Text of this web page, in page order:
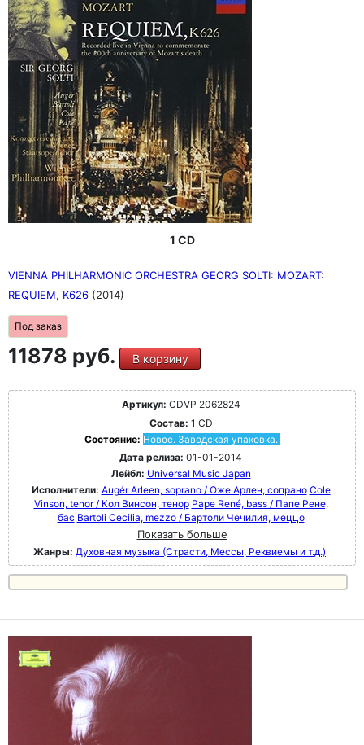
1 CD
VIENNA PHILHARMONIC ORCHESTRA GEORG SOLTI: MOZART:
REQUIEM, K626 (2014)
Под заказ
11878 руб. В корзину
Артикул: CDVP 2062824
Состав: 1 CD
Состояние: Новое. Заводская упаковка.
Дата релиза: 01-01-2014
Лейбл: Universal Music Japan
Исполнители: Augér Arleen, soprano / Оже Арлен, сопрано Cole
Vinson, tenor / Кол Винсон, тенор Pape René, bass / Папе Рене,
бас Bartoli Cecilia, mezzo / Бартоли Чечилия, меццо
Показать больше
Жанры: Духовная музыка (Страсти, Мессы, Реквиемы и т.д.)